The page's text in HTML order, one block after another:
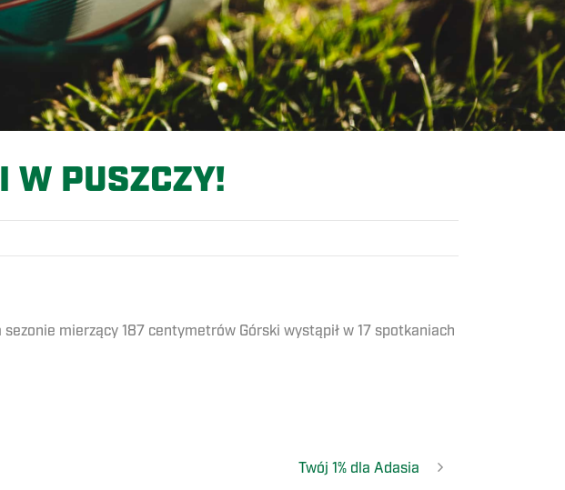
W PUSZCZY!
mierzący 187 centymetrów Górski wystąpił w 17 spotkaniach
Twój 1% dla Adasia